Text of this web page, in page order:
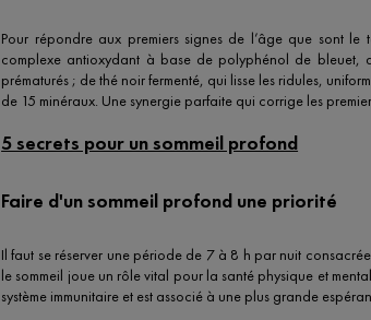
Pour répondre aux premiers signes de l’âge que sont
complexe antioxydant à base de polyphénol de bleuet,
prématurés ; de thé noir fermenté, qui lisse les ridules,
de 15 minéraux. Une synergie parfaite qui corrige les
5 secrets pour un sommeil profond
Faire d'un sommeil profond une priorité
Il faut se réserver une période de 7 à 8 h par nuit
le sommeil joue un rôle vital pour la santé physique et
système immunitaire et est associé à une plus grande